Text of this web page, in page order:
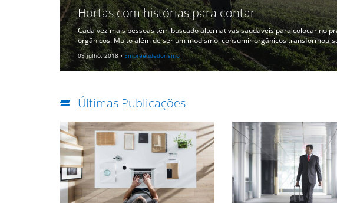
por alimentos
O cooperativismo e a força do
Cooperativas são organizações de pessoas que se baseiam
e solidariedade. Seus objetivos econômicos e sociais são
06 julho, 2018 •Empreendedorismo
Últimas Publicações